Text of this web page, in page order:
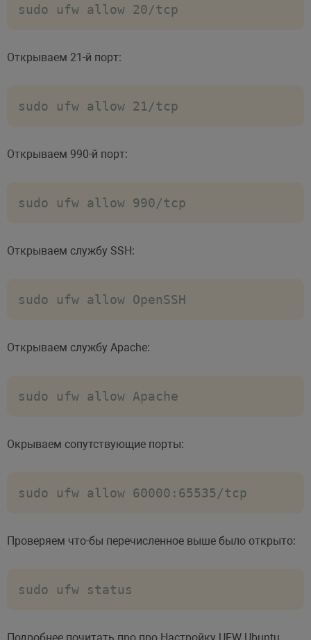
sudo ufw allow 20/tcp
Открываем 21-й порт:
sudo ufw allow 21/tcp
Открываем 990-й порт:
sudo ufw allow 990/tcp
Открываем службу SSH:
sudo ufw allow OpenSSH
Открываем службу Apache:
sudo ufw allow Apache
Окрываем сопутствующие порты:
sudo ufw allow 60000:65535/tcp
Проверяем что-бы перечисленное выше было открыто:
sudo ufw status
Подробнее почитать про про Настройку UFW Ubuntu